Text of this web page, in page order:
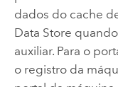
dados do cache
Data Store
auxiliar. Para o
o registro da